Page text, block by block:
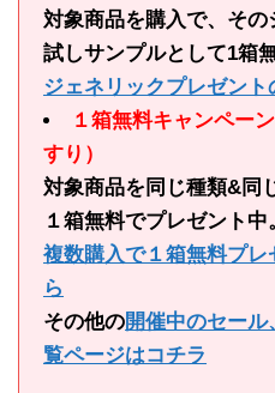
対象商品を購入で、そ
試しサンプルとして1箱
ジェネリックプレゼント
１箱無料キャンペー
すり）
対象商品を同じ種類&同
１箱無料でプレゼント中
複数購入で１箱無料プ
ら
その他の開催中のセー
覧ページはコチラ